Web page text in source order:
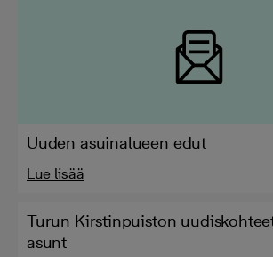
Uuden asuinalueen edut
Lue lisää
Turun Kirstinpuiston
asunt